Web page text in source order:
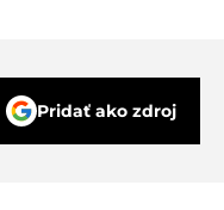
Pridať ako zdroj